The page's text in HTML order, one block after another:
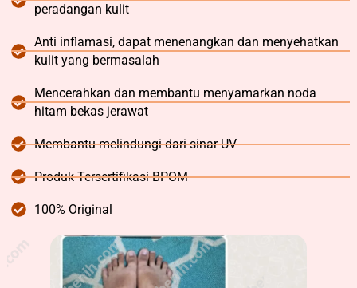
peradangan kulit
Anti inflamasi, dapat menenangkan dan menyehatkan
kulit yang bermasalah
Mencerahkan dan membantu menyamarkan noda
hitam bekas jerawat
Membantu melindungi dari sinar UV
Produk Tersertifikasi BPOM
100% Original